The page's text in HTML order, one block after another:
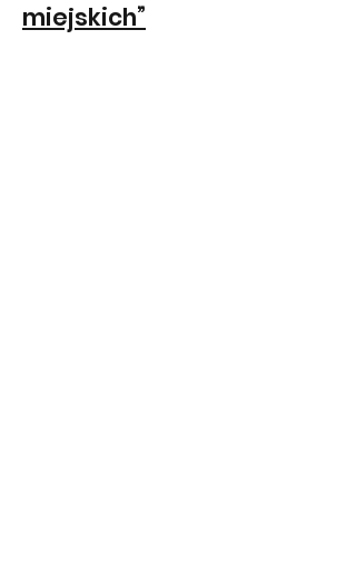
miejskich”